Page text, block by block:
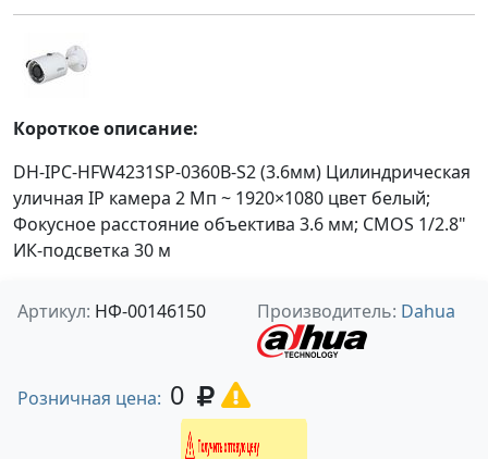
Короткое описание:
DH-IPC-HFW4231SP-0360B-S2 (3.6мм) Цилиндрическая
уличная IP камера 2 Мп ~ 1920×1080 цвет белый;
Фокусное расстояние объектива 3.6 мм; CMOS 1/2.8"
ИК-подсветка 30 м
Артикул: НФ-00146150 Производитель: Dahua
Розничная цена: 0
Получить оптовую цену